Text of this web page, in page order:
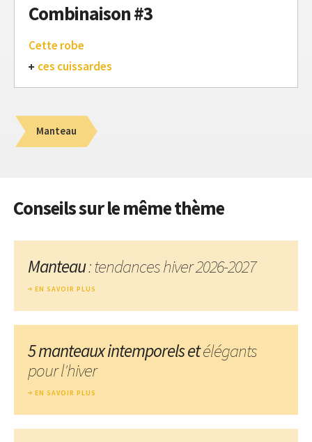
Combinaison #3
Cette robe
ces cuissardes
Manteau
Conseils sur le même thème
Manteau: tendances hiver 2026-2027
EN SAVOIR PLUS
5 manteaux intemporels etélégants
pour l'hiver
EN SAVOIR PLUS